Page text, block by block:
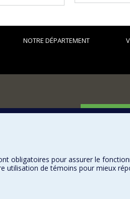
NOTRE DÉPARTEMENT
FACULTÉ DES
Nos
obligatoires pour assurer le
utilisation de témoins pour mieux